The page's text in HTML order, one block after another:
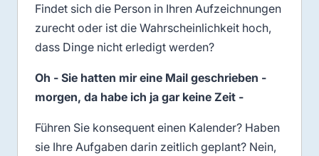
Findet sich die Person in Ihren Aufzeichnungen
zurecht oder ist die Wahrscheinlichkeit hoch,
dass Dinge nicht erledigt werden?
Oh - Sie hatten mir eine Mail geschrieben -
morgen, da habe ich ja gar keine Zeit -
Führen Sie konsequent einen Kalender? Haben
sie Ihre Aufgaben darin zeitlich geplant? Nein,